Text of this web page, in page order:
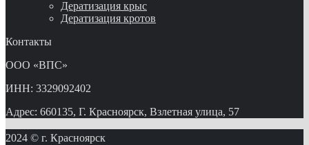
Дератизация крыс
Дератизация кротов
Контакты
ООО «ВПС»
ИНН: 3329092402
Адрес: 660135, Г. Красноярск, Взлетная улица, 57
2024 © г. Красноярск